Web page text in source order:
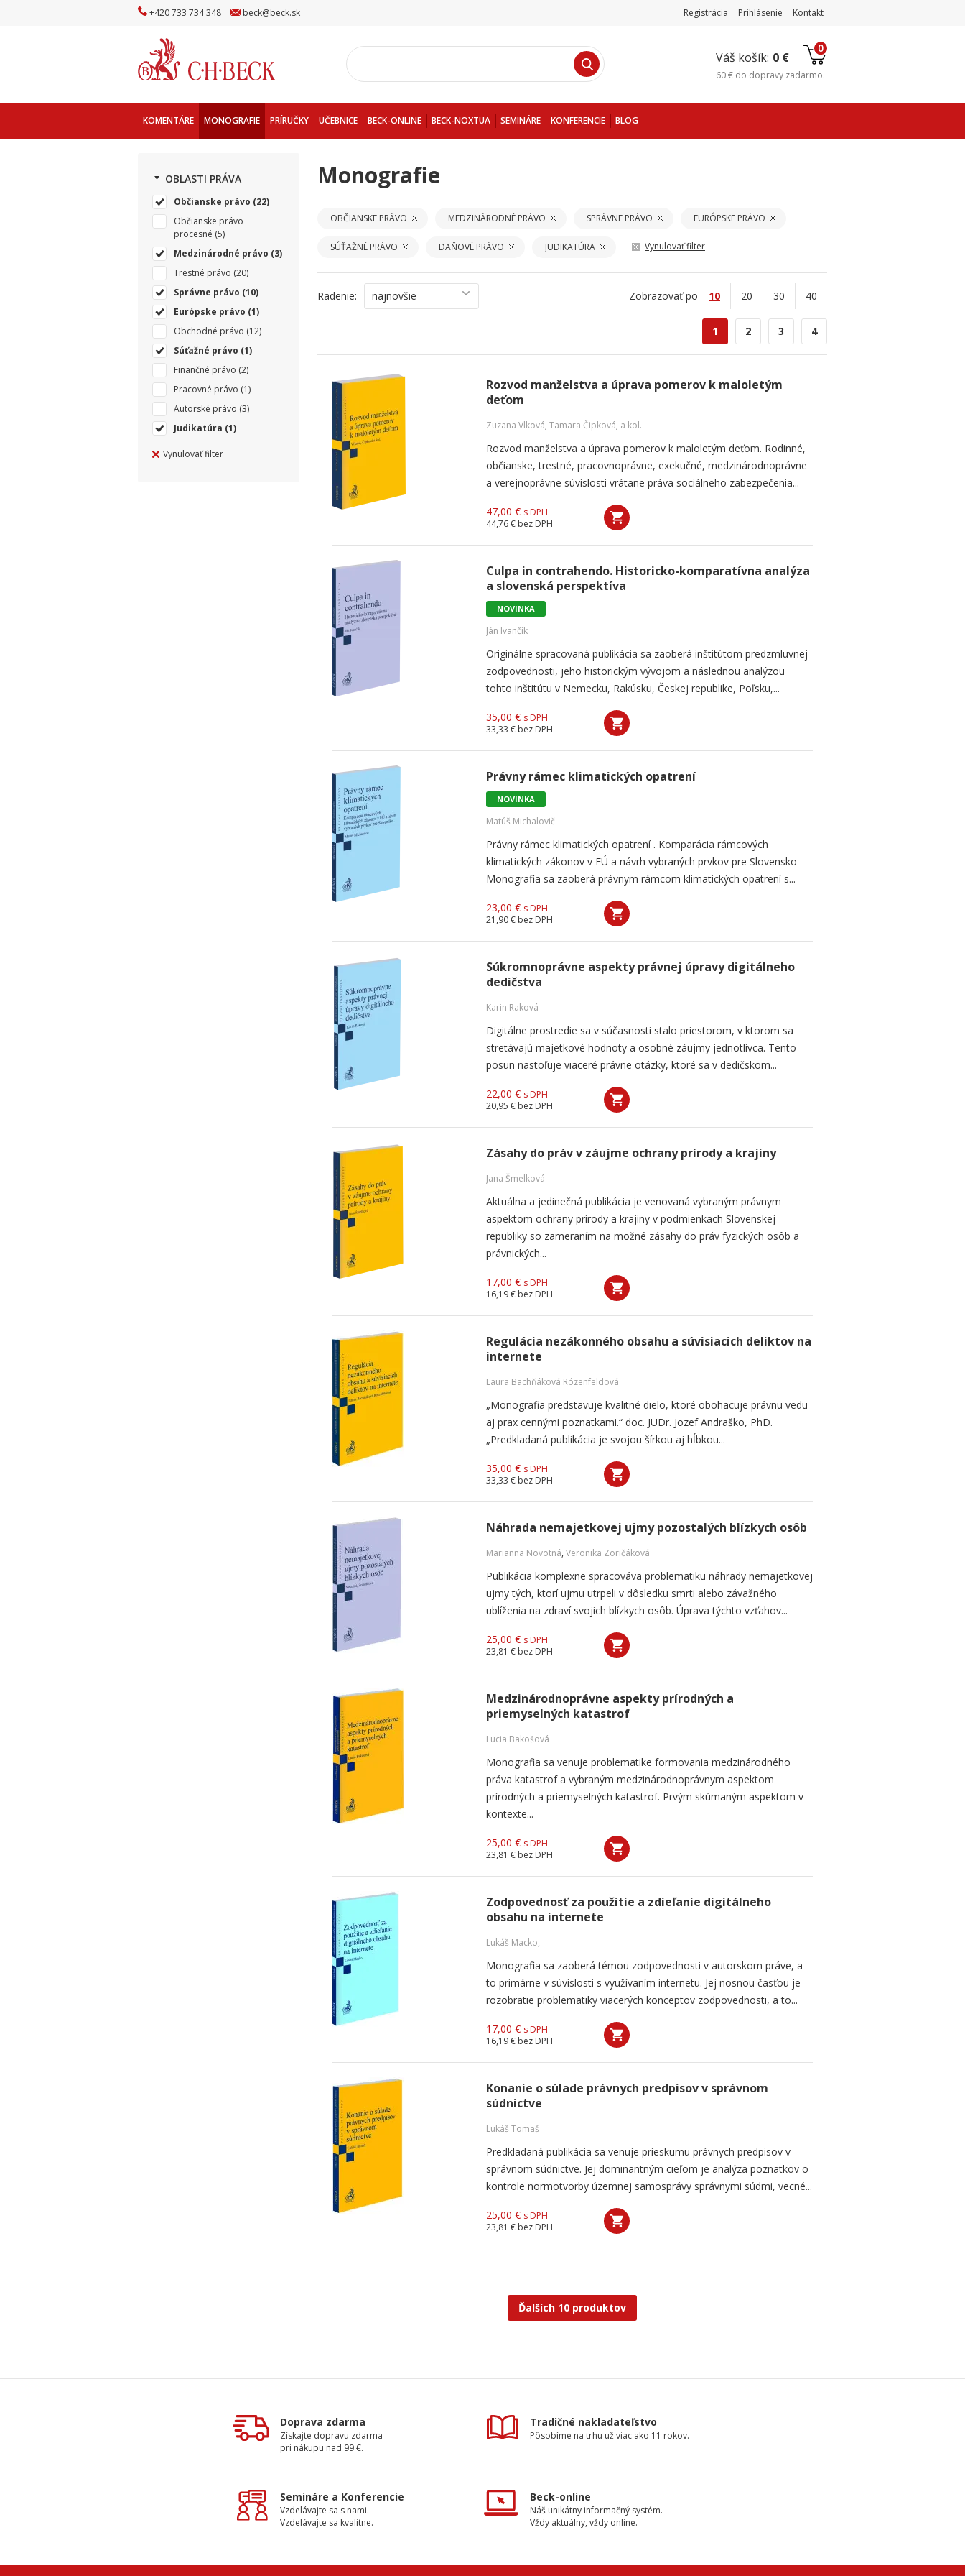
+420733 734348 beck@beck.sk Registrácia Prihlásenie Kontakt
Váš košík: 0 €
0
60 € do dopravy zadarmo.
KOMENTÁRE MONOGRAFIE PRÍRUČKY UČEBNICE BECK-ONLINE BECK-NOXTUA SEMINÁRE KONFERENCIE BLOG
OBLASTI PRÁVA
Občianske právo (22)
Občianske právo
procesné (5)
Medzinárodné právo (3)
Trestné právo (20)
Správne právo (10)
Európske právo (1)
Obchodné právo (12)
Súťažné právo (1)
Finančné právo (2)
Pracovné právo (1)
Autorské právo (3)
Judikatúra (1)
Vynulovať filter
Monografie
OBČIANSKE PRÁVO MEDZINÁRODNÉ PRÁVO SPRÁVNE PRÁVO EURÓPSKE PRÁVO
SÚŤAŽNÉ PRÁVO DAŇOVÉ PRÁVO JUDIKATÚRA Vynulovať filter
Radenie: najnovšie Zobrazovať po 10 20 30 40
1 2 3 4
Rozvod manželstva a úprava pomerov k maloletým
deťom
Zuzana Vlková, Tamara Čipková, a kol.
Rozvod manželstva a úprava pomerov k maloletým deťom. Rodinné,
občianske, trestné, pracovnoprávne, exekučné, medzinárodnoprávne
a verejnoprávne súvislosti vrátane práva sociálneho zabezpečenia...
47,00 € s DPH
44,76 € bez DPH
Culpa in contrahendo. Historicko-komparatívna analýza
a slovenská perspektíva
NOVINKA
Ján Ivančík
Originálne spracovaná publikácia sa zaoberá inštitútom predzmluvnej
zodpovednosti, jeho historickým vývojom a následnou analýzou
tohto inštitútu v Nemecku, Rakúsku, Českej republike, Poľsku,...
35,00 € s DPH
33,33 € bez DPH
Právny rámec klimatických opatrení
NOVINKA
Matúš Michalovič
Právny rámec klimatických opatrení . Komparácia rámcových
klimatických zákonov v EÚ a návrh vybraných prvkov pre Slovensko
Monografia sa zaoberá právnym rámcom klimatických opatrení s...
23,00 € s DPH
21,90 € bez DPH
Súkromnoprávne aspekty právnej úpravy digitálneho
dedičstva
Karin Raková
Digitálne prostredie sa v súčasnosti stalo priestorom, v ktorom sa
stretávajú majetkové hodnoty a osobné záujmy jednotlivca. Tento
posun nastoľuje viaceré právne otázky, ktoré sa v dedičskom...
22,00 € s DPH
20,95 € bez DPH
Zásahy do práv v záujme ochrany prírody a krajiny
Jana Šmelková
Aktuálna a jedinečná publikácia je venovaná vybraným právnym
aspektom ochrany prírody a krajiny v podmienkach Slovenskej
republiky so zameraním na možné zásahy do práv fyzických osôb a
právnických...
17,00 € s DPH
16,19 € bez DPH
Regulácia nezákonného obsahu a súvisiacich deliktov na
internete
Laura Bachňáková Rózenfeldová
„Monografia predstavuje kvalitné dielo, ktoré obohacuje právnu vedu
aj prax cennými poznatkami.“ doc. JUDr. Jozef Andraško, PhD.
„Predkladaná publikácia je svojou šírkou aj hĺbkou...
35,00 € s DPH
33,33 € bez DPH
Náhrada nemajetkovej ujmy pozostalých blízkych osôb
Marianna Novotná, Veronika Zoričáková
Publikácia komplexne spracováva problematiku náhrady nemajetkovej
ujmy tých, ktorí ujmu utrpeli v dôsledku smrti alebo závažného
ublíženia na zdraví svojich blízkych osôb. Úprava týchto vzťahov...
25,00 € s DPH
23,81 € bez DPH
Medzinárodnoprávne aspekty prírodných a
priemyselných katastrof
Lucia Bakošová
Monografia sa venuje problematike formovania medzinárodného
práva katastrof a vybraným medzinárodnoprávnym aspektom
prírodných a priemyselných katastrof. Prvým skúmaným aspektom v
kontexte...
25,00 € s DPH
23,81 € bez DPH
Zodpovednosť za použitie a zdieľanie digitálneho
obsahu na internete
Lukáš Macko,
Monografia sa zaoberá témou zodpovednosti v autorskom práve, a
to primárne v súvislosti s využívaním internetu. Jej nosnou časťou je
rozobratie problematiky viacerých konceptov zodpovednosti, a to...
17,00 € s DPH
16,19 € bez DPH
Konanie o súlade právnych predpisov v správnom
súdnictve
Lukáš Tomaš
Predkladaná publikácia sa venuje prieskumu právnych predpisov v
správnom súdnictve. Jej dominantným cieľom je analýza poznatkov o
kontrole normotvorby územnej samosprávy správnymi súdmi, vecné...
25,00 € s DPH
23,81 € bez DPH
Ďalších 10 produktov
Doprava zdarma
Získajte dopravu zdarma
pri nákupu nad 99 €.
Tradičné nakladateľstvo
Pôsobíme na trhu už viac ako 11 rokov.
Semináre a Konferencie
Vzdelávajte sa s nami.
Vzdelávajte sa kvalitne.
Beck-online
Náš unikátny informačný systém.
Vždy aktuálny, vždy online.